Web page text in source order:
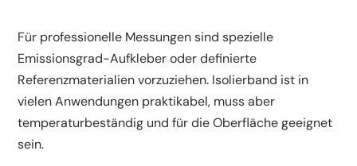
Für professionelle Messungen sind spezielle
Emissionsgrad-Aufkleber oder definierte
Referenzmaterialien vorzuziehen. Isolierband ist in
vielen Anwendungen praktikabel, muss aber
temperaturbeständig und für die Oberfläche geeignet
sein.